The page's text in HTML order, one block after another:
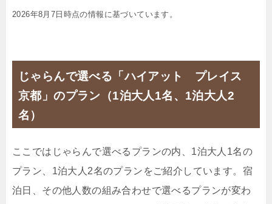
2026年8月7日時点の情報に基づいています。
じゃらんで選べる「ハイアット プレイス
京都」のプラン（1泊大人1名、1泊大人2
名）
ここではじゃらんで選べるプランの内、1泊大人1名の
プラン、1泊大人2名のプランをご紹介しています。宿
泊日、その他人数の組み合わせで選べるプランが変わ